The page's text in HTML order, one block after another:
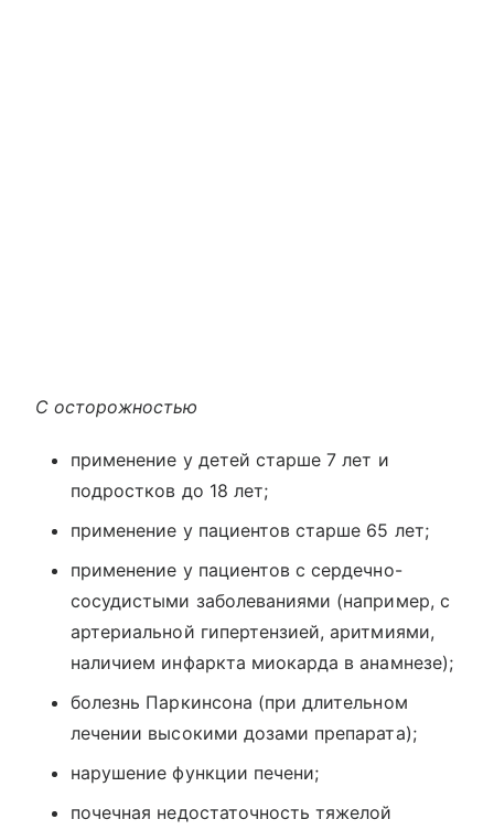
С осторожностью
применение у детей старше 7 лет и
подростков до 18 лет;
применение у пациентов старше 65 лет;
применение у пациентов с сердечно-
сосудистыми заболеваниями (например, с
артериальной гипертензией, аритмиями,
наличием инфаркта миокарда в анамнезе);
болезнь Паркинсона (при длительном
лечении высокими дозами препарата);
нарушение функции печени;
почечная недостаточность тяжелой